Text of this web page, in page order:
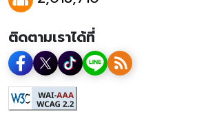
ติดตามเราได้ที่